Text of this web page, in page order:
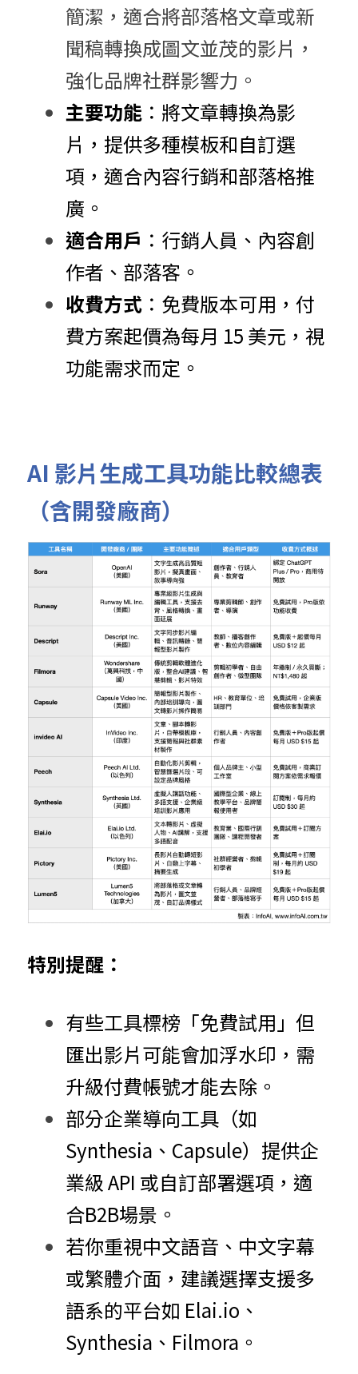
簡潔，適合將部落格文章或新
聞稿轉換成圖文並茂的影片，
強化品牌社群影響力。
主要功能 ：將文章轉換為影
片，提供多種模板和自訂選
項，適合內容行銷和部落格推
廣。
適合用戶 ：行銷人員、內容創
作者、部落客。
收費方式 ：免費版本可用，付
費方案起價為每月 15 美元，視
功能需求而定。
AI 影片生成工具功能比較總表
（含開發廠商）
特別提醒：
有些工具標榜「免費試用」但
匯出影片可能會加浮水印，需
升級付費帳號才能去除。
部分企業導向工具（如
Synthesia、Capsule）提供企
業級 API 或自訂部署選項，適
合B2B場景。
若你重視中文語音、中文字幕
或繁體介面，建議選擇支援多
語系的平台如 Elai.io、
Synthesia、Filmora。